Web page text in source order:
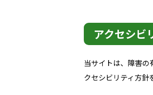
アクセシビ
当サイトは、障害
クセシビリティ方針